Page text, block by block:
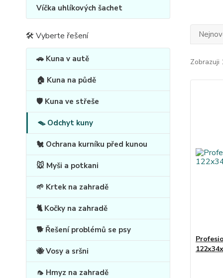
Víčka uhlíkových šachet
🛠 Vyberte řešení
🚗 Kuna v autě
🏠 Kuna na půdě
🛡️ Kuna ve střeše
🪤 Odchyt kuny
🐔 Ochrana kurníku před kunou
🐭 Myši a potkani
🌱 Krtek na zahradě
🐈 Kočky na zahradě
🐕 Řešení problémů se psy
🐝 Vosy a sršni
🦟 Hmyz na zahradě
Zobrazuji